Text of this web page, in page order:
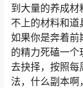
到大量的养成
不上的材料和道
如果你是奔着前
的精力死磕一
去抉择，按照每
法，什么副本